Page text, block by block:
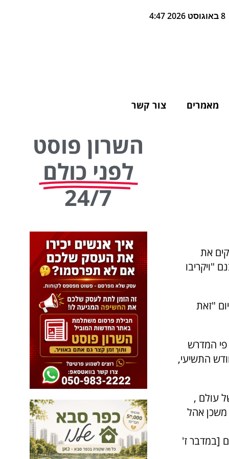
8 באוגוסט 2026 4:47
מאמרים צור קשר
את
"ויקריבו
"זאת
פי המדרש
התשיעי,
1.חנוכת בריאתו של עולם ,
משכן אהל
[במדבר ז'
השרון פוסט
לפני כולם
24/7